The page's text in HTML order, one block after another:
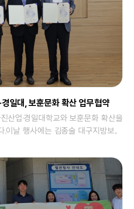
경일대, 보훈문화 확산 업무협약
산업·경일대학교와 보훈문화 확산을
.이날 행사에는 김종술 대구지방보..